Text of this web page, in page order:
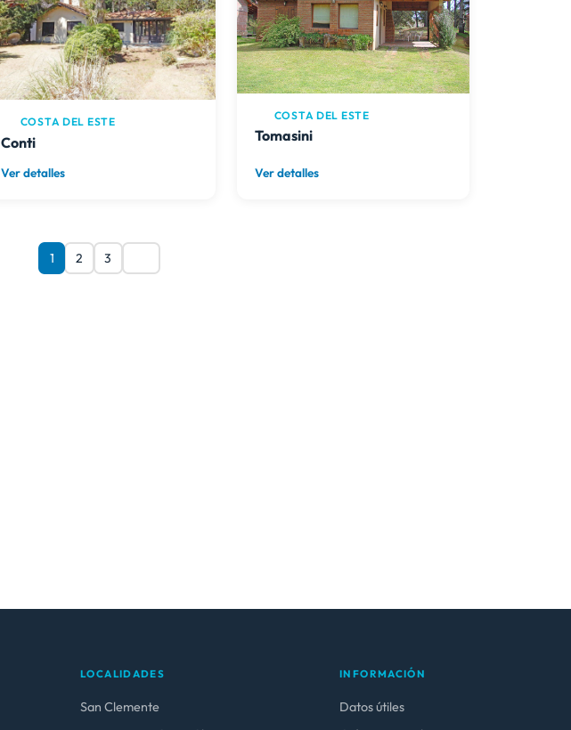
COSTA DEL ESTE
Conti
Ver detalles
COSTA DEL ESTE
Tomasini
Ver detalles
1 2 3
LOCALIDADES
San Clemente
INFORMACIÓN
Datos útiles